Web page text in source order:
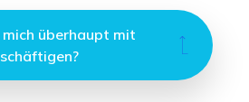
überhaupt mit